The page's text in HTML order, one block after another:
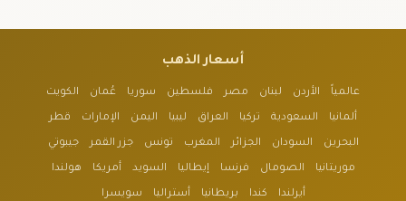
أسعار الذهب
عالمياً الأردن لبنان مصر فلسطين سوريا عُمان الكويت
ألمانيا السعودية تركيا العراق ليبيا اليمن الإمارات قطر
البحرين السودان الجزائر المغرب تونس جزر القمر جيبوتي
موريتانيا الصومال فرنسا إيطاليا السويد أمريكا هولندا
أيرلندا كندا بريطانيا أستراليا سويسرا